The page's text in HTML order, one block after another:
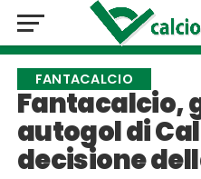
FANTACALCIO
Fantacalcio,
autogol di
decisione